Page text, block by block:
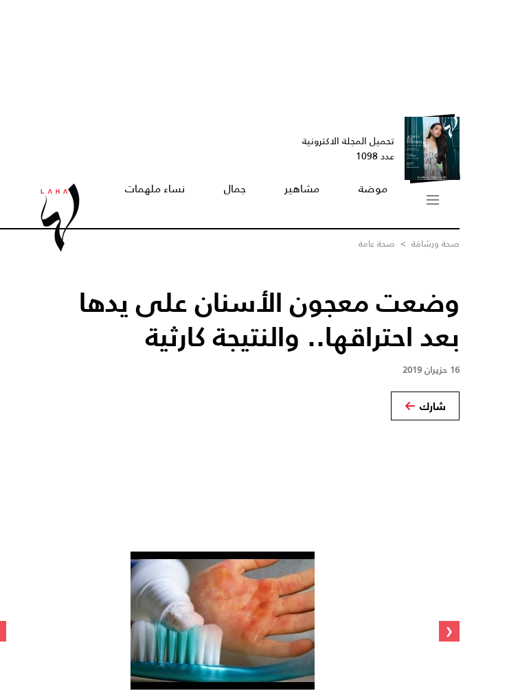
تحميل المجلة الاكترونية
عدد 1098
موضة مشاهير جمال نساء ملهمات
صحة ورشاقة > صحة عامة
وضعت معجون الأسنان على يدها
بعد احتراقها.. والنتيجة كارثية
16 حزيران 2019
شارك
‹